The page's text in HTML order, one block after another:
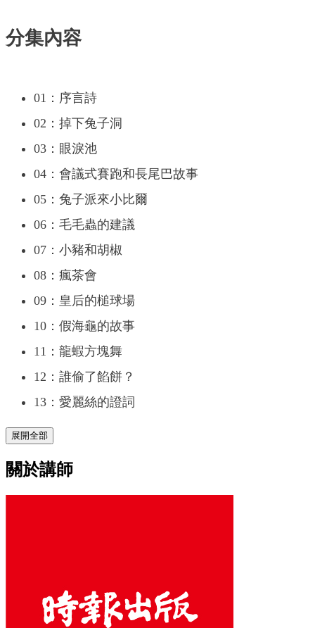
分集內容
01：序言詩
02：掉下兔子洞
03：眼淚池
04：會議式賽跑和長尾巴故事
05：兔子派來小比爾
06：毛毛蟲的建議
07：小豬和胡椒
08：瘋茶會
09：皇后的槌球場
10：假海龜的故事
11：龍蝦方塊舞
12：誰偷了餡餅？
13：愛麗絲的證詞
展開全部
關於講師